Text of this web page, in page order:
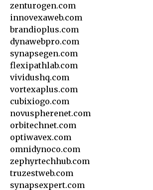
zenturogen.com
innovexaweb.com
brandioplus.com
dynawebpro.com
synapsegen.com
flexipathlab.com
vividushq.com
vortexaplus.com
cubixiogo.com
novuspherenet.com
orbitechnet.com
optiwavex.com
omnidynoco.com
zephyrtechhub.com
truzestweb.com
synapsexpert.com